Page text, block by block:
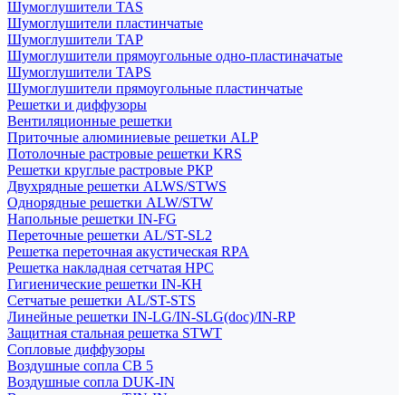
Шумоглушители TAS
Шумоглушители пластинчатые
Шумоглушители TAP
Шумоглушители прямоугольные одно-пластиначатые
Шумоглушители TAPS
Шумоглушители прямоугольные пластинчатые
Решетки и диффузоры
Вентиляционные решетки
Приточные алюминиевые решетки ALP
Потолочные растровые решетки KRS
Решетки круглые растровые РКР
Двухрядные решетки ALWS/STWS
Однорядные решетки ALW/STW
Напольные решетки IN-FG
Переточные решетки AL/ST-SL2
Решетка переточная акустическая RPA
Решетка накладная сетчатая НРС
Гигиенические решетки IN-КН
Сетчатые решетки AL/ST-STS
Линейные решетки IN-LG/IN-SLG(doc)/IN-RP
Защитная стальная решетка STWT
Сопловые диффузоры
Воздушные сопла СВ 5
Воздушные сопла DUK-IN